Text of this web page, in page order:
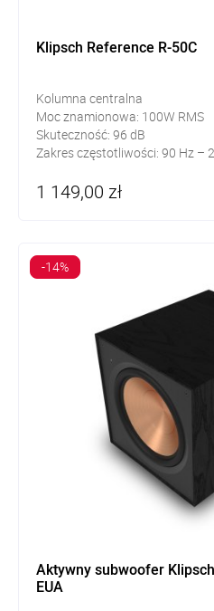
Klipsch Reference R-50C
Kolumna centralna
Moc znamionowa: 100W RMS
Skuteczność: 96 dB
Zakres częstotliwości: 90 Hz –
1 149,00 zł
Aktywny subwoofer
EUA
-14%